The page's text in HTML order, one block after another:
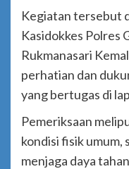
Kegiatan tersebut
Kasidokkes Polres
Rukmanasari
perhatian dan
yang bertugas di
Pemeriksaan
kondisi fisik umum,
menjaga daya